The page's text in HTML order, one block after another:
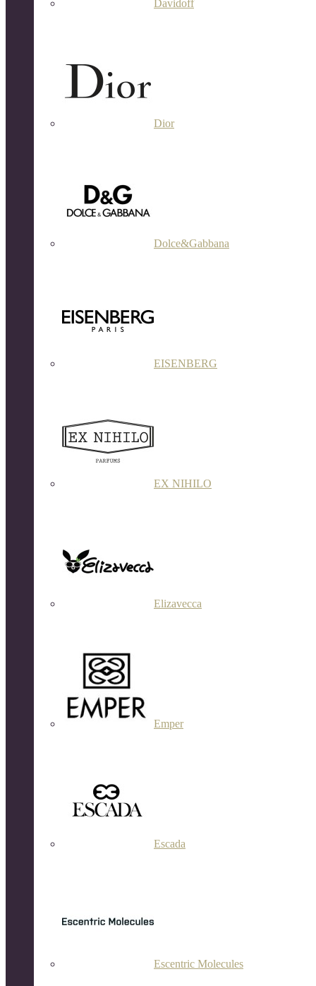
Davidoff
Dior
Dolce&Gabbana
EISENBERG
EX NIHILO
Elizavecca
Emper
Escada
Escentric Molecules